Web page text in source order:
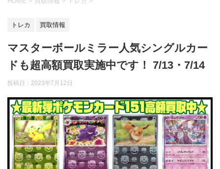
トレカ 買取情報
マスターボールミラー人気シングルカー
ドも超高額買取実施中です！ 7/13・7/14
投稿日： 2023年7月12日